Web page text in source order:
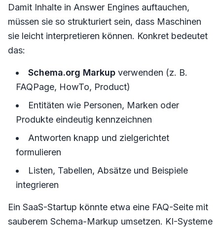
Damit Inhalte in Answer Engines auftauchen,
müssen sie so strukturiert sein, dass Maschinen
sie leicht interpretieren können. Konkret bedeutet
das:
Schema.org Markup verwenden (z. B.
FAQPage, HowTo, Product)
Entitäten wie Personen, Marken oder
Produkte eindeutig kennzeichnen
Antworten knapp und zielgerichtet
formulieren
Listen, Tabellen, Absätze und Beispiele
integrieren
Ein SaaS-Startup könnte etwa eine FAQ-Seite mit
sauberem Schema-Markup umsetzen. KI-Systeme